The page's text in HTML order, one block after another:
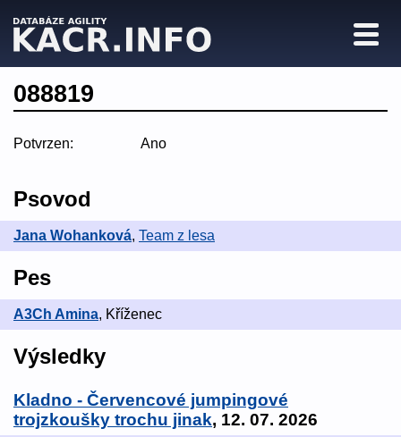
088819
Potvrzen: Ano
Psovod
Jana Wohanková, Team z lesa
Pes
A3Ch Amina, Kříženec
Výsledky
Kladno - Červencové jumpingové
trojzkoušky trochu jinak, 12. 07. 2026